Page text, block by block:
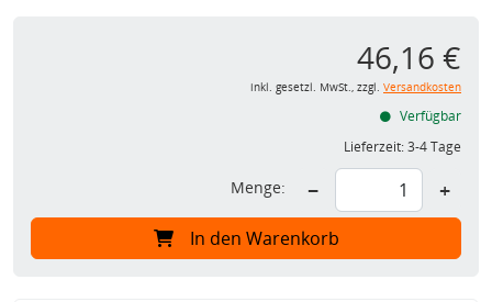
46,16 €
inkl. gesetzl. MwSt., zzgl. Versandkosten
Verfügbar
Lieferzeit:3-4 Tage
Menge: − +
In den Warenkorb